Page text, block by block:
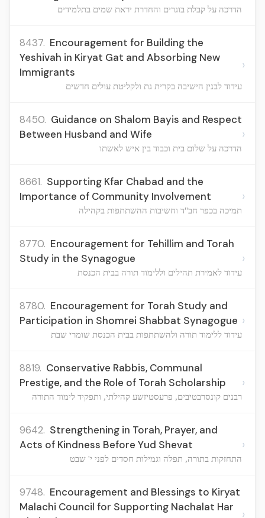
הדרכה על קבלת בוגרים והחדרת יראת שמים בתלמידים
8437. Encouragement for Building the
Yeshivah in Kiryat Gat and Absorbing New
Immigrants
עידוד לבנין הישיבה בקרית גת ולקליטת עולים חדשים
›
8450. Guidance on Shalom Bayis and Respect
Between Husband and Wife
הדרכה על שלום בית וכבוד בין איש לאשתו
›
8661. Supporting Kfar Chabad and the
Importance of Community Involvement
תמיכה בכפר חב"ד וחשיבות ההשתתפות בקהילה
›
8770. Encouragement for Tehillim and Torah
Study in the Synagogue
עידוד לאמירת תהילים וללימוד תורה בבית הכנסת
›
8780. Encouragement for Torah Study and
Participation in Shomrei Shabbat Synagogue
עידוד ללימוד תורה ולהשתתפות בבית הכנסת שומרי שבת
›
8819. Conservative Rabbis, Communal
Prestige, and the Role of Torah Scholarship
רבנים קונסרבטיבים, פרעסטיזשע קהילתי, ותפקיד לימוד התורה
›
9642. Strengthening in Torah, Prayer, and
Acts of Kindness Before Yud Shevat
התחזקות בתורה, תפלה וגמילות חסדים לפני י' שבט
›
9748. Encouragement and Blessings to Kiryat
Malachi Council for Supporting Nachalat Har
›